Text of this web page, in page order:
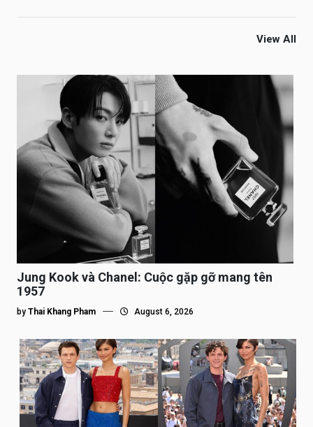
View All
Jung Kook và Chanel: Cuộc gặp gỡ mang tên
1957
by Thai Khang Pham August 6, 2026